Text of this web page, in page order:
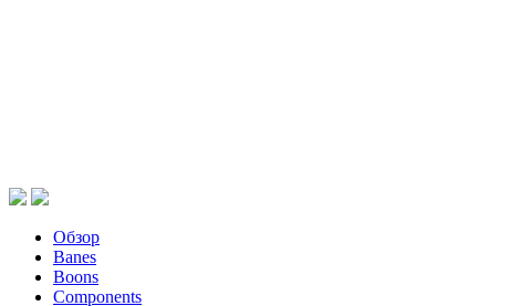
Обзор
Banes
Boons
Components